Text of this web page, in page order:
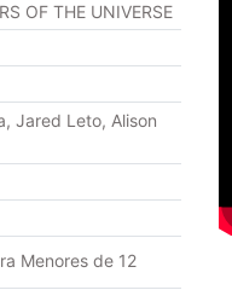
OF THE UNIVERSE
Jared Leto, Alison
Menores de 12